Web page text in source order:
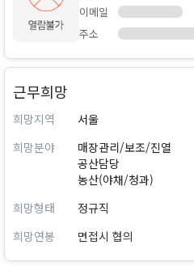
이메일
주소
근무희망
희망지역
서울
희망분야
매장관리/보조/진열
공산담당
농산(야채/청과)
희망형태
정규직
희망연봉
면접시 협의